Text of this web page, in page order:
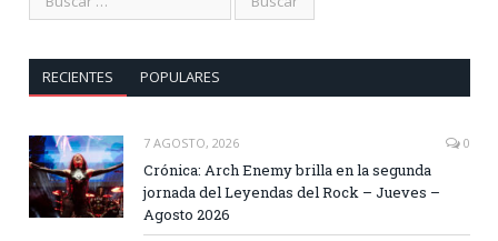
RECIENTES POPULARES
7 AGOSTO, 2026 0
Crónica: Arch Enemy brilla en la segunda
jornada del Leyendas del Rock – Jueves –
Agosto 2026